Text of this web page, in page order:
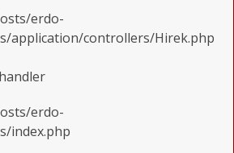
erdo-
application/controllers/Hirek.php
erdo-
index.php